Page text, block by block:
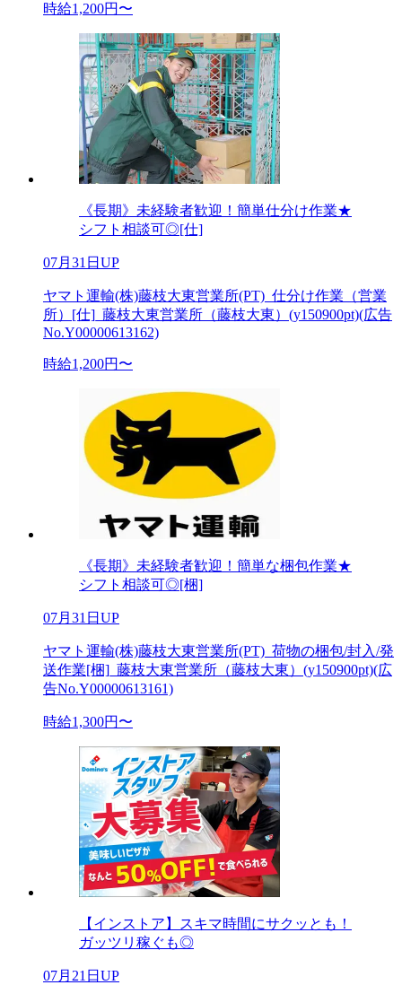
時給1,200円〜
《長期》未経験者歓迎！簡単仕分け作業★
シフト相談可◎[仕]
07月31日UP
ヤマト運輸(株)藤枝大東営業所(PT)_仕分け作業（営業
所）[仕]_藤枝大東営業所（藤枝大東）(y150900pt)(広告
No.Y00000613162)
時給1,200円〜
《長期》未経験者歓迎！簡単な梱包作業★
シフト相談可◎[梱]
07月31日UP
ヤマト運輸(株)藤枝大東営業所(PT)_荷物の梱包/封入/発
送作業[梱]_藤枝大東営業所（藤枝大東）(y150900pt)(広
告No.Y00000613161)
時給1,300円〜
【インストア】スキマ時間にサクッとも！
ガッツリ稼ぐも◎
07月21日UP